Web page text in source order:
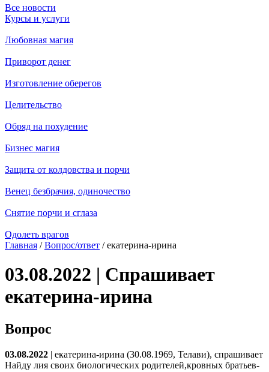
Все новости
Курсы и услуги
Любовная магия
Приворот денег
Изготовление оберегов
Целительство
Обряд на похудение
Бизнес магия
Защита от колдовства и порчи
Венец безбрачия, одиночество
Снятие порчи и сглаза
Одолеть врагов
Главная /Вопрос/ответ / екатерина-ирина
03.08.2022 | Спрашивает
екатерина-ирина
Вопрос
03.08.2022 | екатерина-ирина (30.08.1969, Телави), спрашивает
Найду лия своих биологических родителей,кровных братьев-